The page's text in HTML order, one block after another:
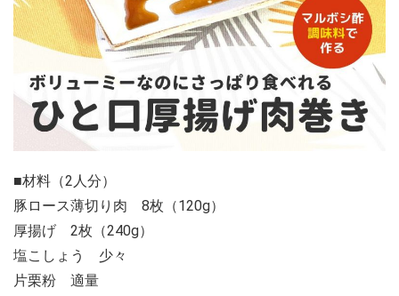
■材料（2人分）
豚ロース薄切り肉 8枚（120g）
厚揚げ 2枚（240g）
塩こしょう 少々
片栗粉 適量